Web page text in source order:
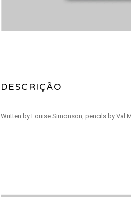
DESCRIÇÃO
Written by Louise Simonson, pencils by Val